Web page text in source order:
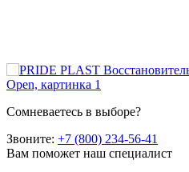
Сомневаетесь в выборе?
Звоните: +7 (800) 234-56-41
Вам поможет наш специалист